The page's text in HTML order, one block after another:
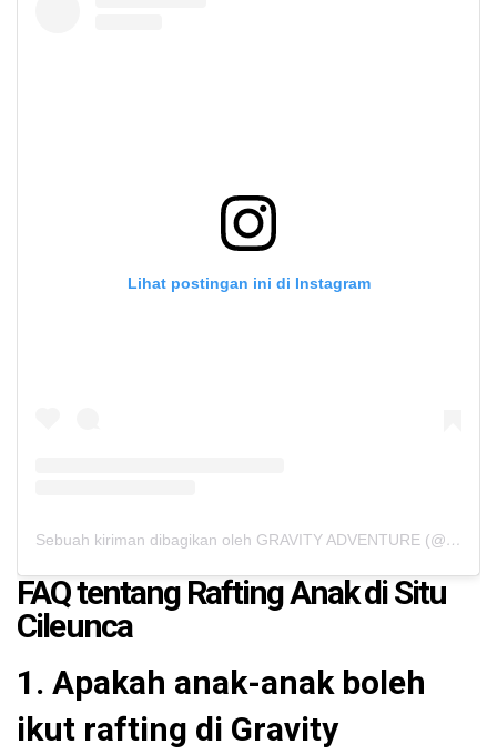
Lihat postingan ini di Instagram
Sebuah kiriman dibagikan oleh GRAVITY ADVENTURE (@gravity_outbound)
FAQ tentang Rafting Anak di Situ
Cileunca
1. Apakah anak-anak boleh
ikut rafting di Gravity